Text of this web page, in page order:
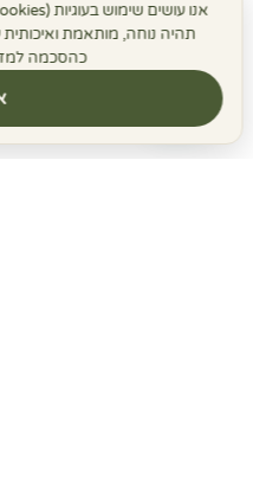
תהיה נוחה, מותאמת
כהסכמה